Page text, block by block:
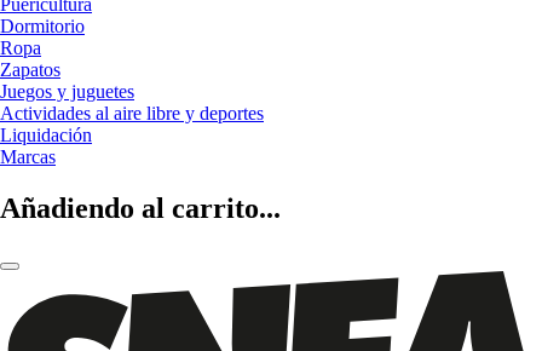
Puericultura
Dormitorio
Ropa
Zapatos
Juegos y juguetes
Actividades al aire libre y deportes
Liquidación
Marcas
Añadiendo al carrito...